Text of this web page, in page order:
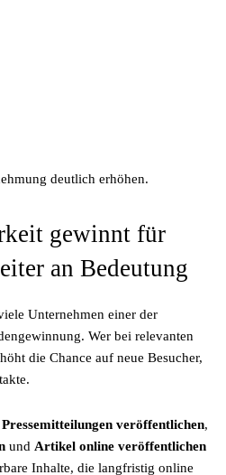
deutlich erhöhen.
gewinnt für
an Bedeutung
Unternehmen einer der
Wer bei relevanten
die Chance auf neue Besucher,
Pressemitteilungen veröffentlichen,
und Artikel online veröffentlichen
Inhalte, die langfristig online